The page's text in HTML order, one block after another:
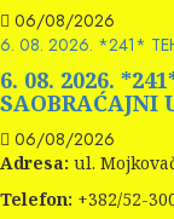
06/08/2026
6. 08. 2026. *241*
6. 08. 2026.
SAOBRAĆAJNI
06/08/2026
Adresa: ul.
Telefon: +382/52-